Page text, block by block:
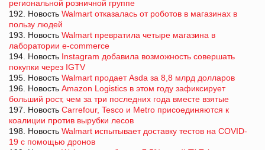
региональной розничной группе
192. Новость Walmart отказалась от роботов в магазинах в
пользу людей
193. Новость Walmart превратила четыре магазина в
лаборатории e-commerce
194. Новость Instagram добавила возможность совершать
покупки через IGTV
195. Новость Walmart продает Asda за 8,8 млрд долларов
196. Новость Amazon Logistics в этом году зафиксирует
больший рост, чем за три последних года вместе взятые
197. Новость Carrefour, Tesco и Metro присоединяются к
коалиции против вырубки лесов
198. Новость Walmart испытывает доставку тестов на COVID-
19 с помощью дронов